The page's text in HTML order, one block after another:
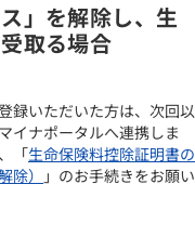
」を解除し、生
取る場合
録いただいた方は、次回以
イナポータルへ連携しま
「生命保険料控除証明書の
除） 」のお手続きをお願い